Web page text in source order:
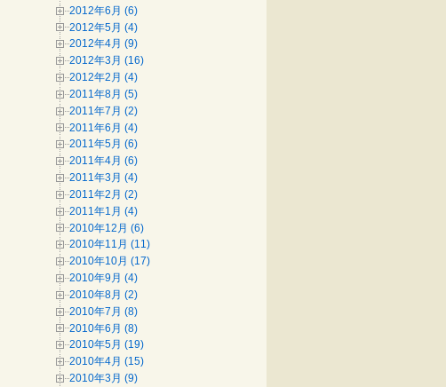
2012年6月 (6)
2012年5月 (4)
2012年4月 (9)
2012年3月 (16)
2012年2月 (4)
2011年8月 (5)
2011年7月 (2)
2011年6月 (4)
2011年5月 (6)
2011年4月 (6)
2011年3月 (4)
2011年2月 (2)
2011年1月 (4)
2010年12月 (6)
2010年11月 (11)
2010年10月 (17)
2010年9月 (4)
2010年8月 (2)
2010年7月 (8)
2010年6月 (8)
2010年5月 (19)
2010年4月 (15)
2010年3月 (9)